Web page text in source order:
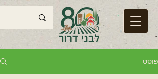
פוסט